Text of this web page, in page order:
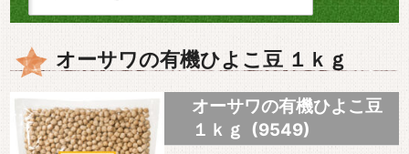
オーサワの有機ひよこ豆 １ｋｇ
オーサワの有機ひよこ豆
１ｋｇ (9549)